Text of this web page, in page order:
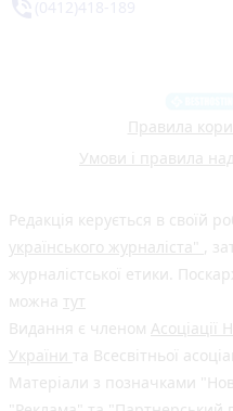
Правила
Умови і правила
Редакція керується в своїй
українського журналіста" ,
журналістської етики.
можна тут
Видання є членом Асоціації
України та Всесвітньої
Матеріали з позначками